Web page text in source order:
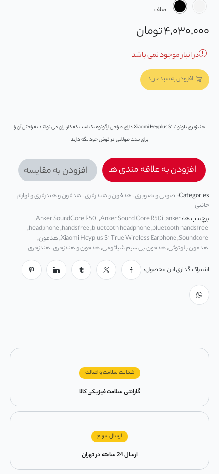
صاف
۴,۰۳۰,۰۰۰تومان
در انبار موجود نمی باشد
افزودن به سبد خرید
هندزفری بلوتوث Xiaomi Heyplus S1 دارای طراحی ارگونومیک است که کاربران می توانند به راحتی آن را
برای مدت طولانی در گوش خود نگه دارند
افزودن به علاقه مندی ها افزودن به مقایسه
Categories: صوتی و تصویری,هدفون و هندزفری,هدفون و هندزفری و لوازم
جانبی
برچسب ها:anker
,
Anker Sound Core R50i
,
Anker SoundCore R50i
,
bluetooth handsfree
,
bluetooth headphone
,
handsfree
,
headphone
,
Soundcore
,
Xiaomi Heyplus S1 True Wireless Earphone
,هدفون,
هدفون بلوتوثی,هدفون بی سیم شیائومی,هدفون و هندزفری,هندزفری
اشتراک گذاری این محصول:
ضمانت سلامت و اصالت
گارانتی سلامت فیزیکی کالا
ارسال سریع
ارسال 24 ساعته در تهران